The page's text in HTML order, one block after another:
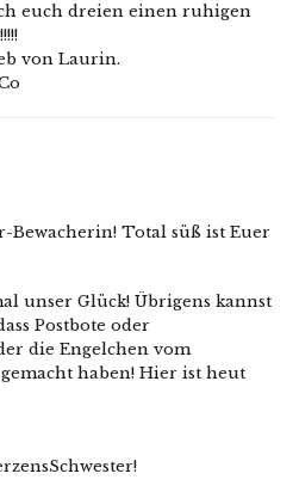
euch dreien einen ruhigen
von Laurin.
Bewacherin! Total süß ist Euer
unser Glück! Übrigens kannst
Postbote oder
die Engelchen vom
haben! Hier ist heut